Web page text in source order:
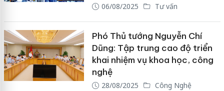
06/08/2025 Tư vấn
Phó Thủ tướng Nguyễn Chí
Dũng: Tập trung cao độ triển
khai nhiệm vụ khoa học, công
nghệ
28/08/2025 Công Nghệ